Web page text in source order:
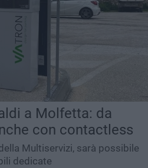
a Molfetta: da
con contactless
Multiservizi, sarà possibile
dedicate